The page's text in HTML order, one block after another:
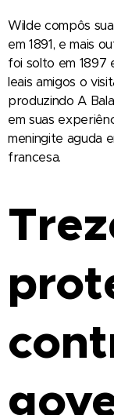
Wilde compôs
em 1891, e mais
foi solto em 1897
leais amigos o
produzindo A
em suas
meningite aguda
francesa.